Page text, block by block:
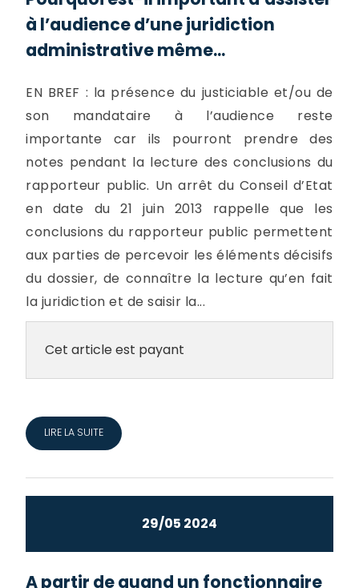
à l’audience d’une juridiction
administrative même...
EN BREF : la présence du justiciable et/ou de
son mandataire à l’audience reste
importante car ils pourront prendre des
notes pendant la lecture des conclusions du
rapporteur public. Un arrêt du Conseil d’Etat
en date du 21 juin 2013 rappelle que les
conclusions du rapporteur public permettent
aux parties de percevoir les éléments décisifs
du dossier, de connaître la lecture qu’en fait
la juridiction et de saisir la...
Cet article est payant
LIRE LA SUITE
29/05 2024
A partir de quand un fonctionnaire